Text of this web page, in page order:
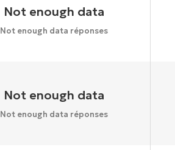
Not enough data
Not enough data réponses
Not enough data
Not enough data réponses